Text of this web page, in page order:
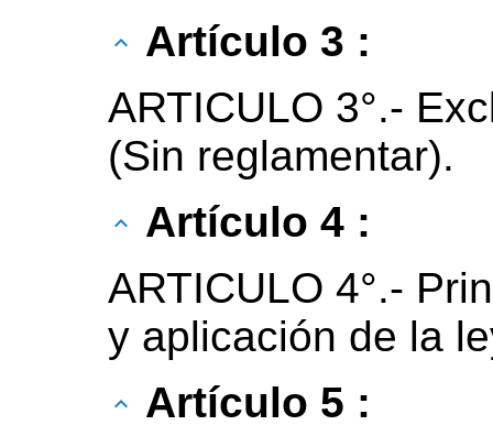
Artículo 3 :
ARTICULO 3°.-
(Sin reglamentar).
Artículo 4 :
ARTICULO 4°.-
y aplicación de la
Artículo 5 :